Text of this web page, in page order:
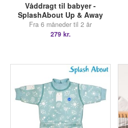
Våddragt til babyer -
SplashAbout Up & Away
Fra 6 måneder til 2 år
279 kr.